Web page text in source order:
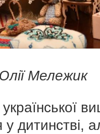
Мележик
дитинстві,